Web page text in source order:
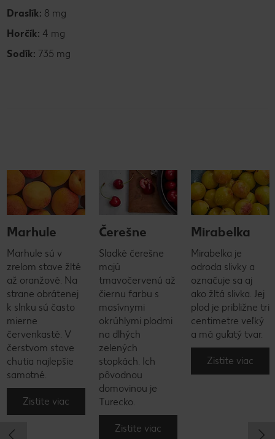
Draslík: 8 mg
Horčík: 4 mg
Sodík: 735 mg
Marhule
Marhule sú v
zrelom stave žlté
až oranžové. Na
strane obrátenej
k slnku sú často
mierne
červenkasté. V
čerstvom stave
chutia najlepšie
samotné.
Zistite viac
Čerešne
Sladké čerešne
majú
tmavočervenú až
čiernu farbu s
masívnymi
okrúhlymi plodmi
na dlhých
zelených
stopkách. Ich
pôvodnou
domovinou je
Turecko.
Zistite viac
Mirabelka
Mirabelka je
odroda slivky a
označuje sa aj
ako žltá slivka. Jej
plod je približne tri
centimetre veľký
a má guľatý tvar.
Zistite viac